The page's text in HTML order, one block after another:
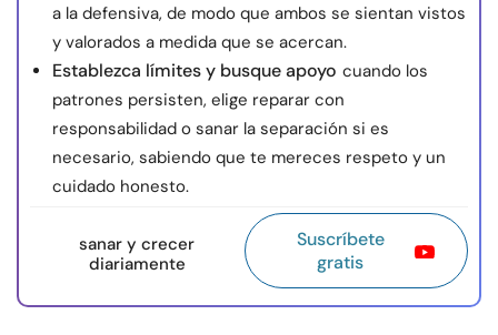
a la defensiva, de modo que ambos se sientan vistos
y valorados a medida que se acercan.
Establezca límites y busque apoyo cuando los
patrones persisten, elige reparar con
responsabilidad o sanar la separación si es
necesario, sabiendo que te mereces respeto y un
cuidado honesto.
sanar y crecer
diariamente
Suscríbete
gratis